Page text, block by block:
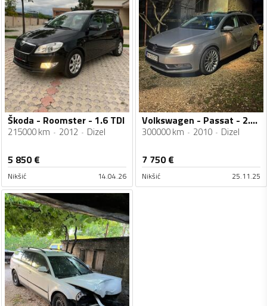
Škoda - Roomster - 1.6 TDI
215000 km 2012 Dizel
5 850€
Nikšić 14.04.26
Volkswagen - Passat - 2.0 TDI
300000 km 2010 Dizel
7 750€
Nikšić 25.11.25